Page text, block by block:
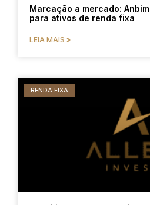
Marcação a mercado:
para ativos de renda fixa
LEIA MAIS »
RENDA FIXA